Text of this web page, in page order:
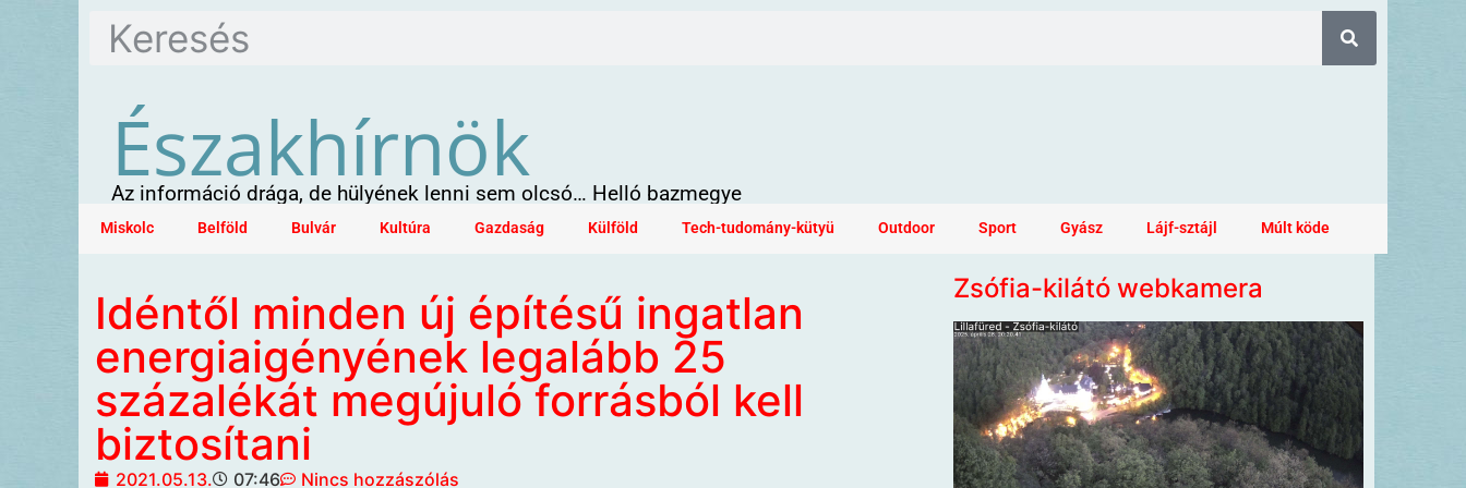
Északhírnök
Az információ drága, de hülyének lenni sem olcsó… Helló bazmegye
Miskolc Belföld Bulvár Kultúra Gazdaság Külföld Tech-tudomány-kütyü Outdoor Sport Gyász Lájf-sztájl Múlt köde
Idéntől minden új építésű ingatlan
energiaigényének legalább 25
százalékát megújuló forrásból kell
biztosítani
2021.05.13. 07:46 Nincs hozzászólás
Zsófia-kilátó webkamera